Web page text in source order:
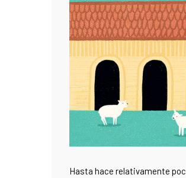
Hasta hace relativamente